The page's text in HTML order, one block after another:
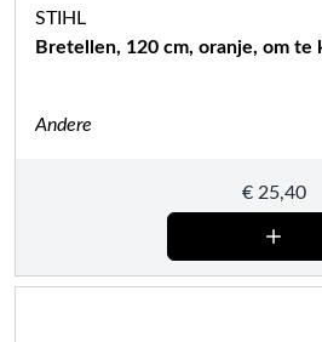
STIHL
Bretellen, 120 cm, oranje, om te
Andere
€25,40